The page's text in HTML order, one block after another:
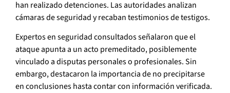
han realizado detenciones. Las autoridades analizan
cámaras de seguridad y recaban testimonios de testigos.
Expertos en seguridad consultados señalaron que el
ataque apunta a un acto premeditado, posiblemente
vinculado a disputas personales o profesionales. Sin
embargo, destacaron la importancia de no precipitarse
en conclusiones hasta contar con información verificada.